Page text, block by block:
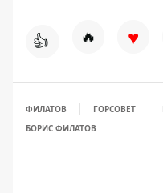
👍 🔥 ♥
ФИЛАТОВ ГОРСОВЕТ
БОРИС ФИЛАТОВ